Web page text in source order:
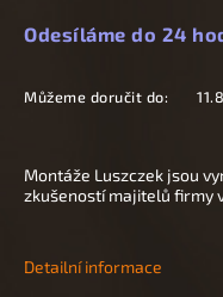
Odesíláme do 24
Můžeme doručit do:
Montáže Luszczek jsou
zkušeností majitelů firmy
Detailní informace